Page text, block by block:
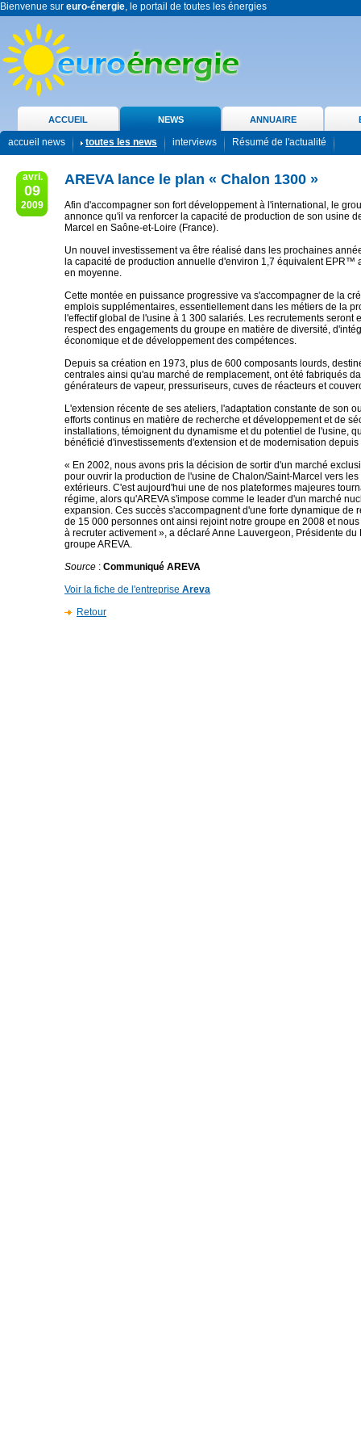
Bienvenue sur euro-énergie, le portail de toutes les énergies
ACCUEIL NEWS ANNUAIRE
accueil news toutes les news interviews Résumé de l'actualité
avri.
09
2009
AREVA lance le plan « Chalon 1300 »
Afin d'accompagner son fort développement à l'international, le
annonce qu'il va renforcer la capacité de production de son usine
Marcel en Saône-et-Loire (France).
Un nouvel investissement va être réalisé dans les prochaines
la capacité de production annuelle d'environ 1,7 équivalent EPR™
en moyenne.
Cette montée en puissance progressive va s'accompagner de la
emplois supplémentaires, essentiellement dans les métiers de la
l'effectif global de l'usine à 1 300 salariés. Les recrutements seront
respect des engagements du groupe en matière de diversité,
économique et de développement des compétences.
Depuis sa création en 1973, plus de 600 composants lourds,
centrales ainsi qu'au marché de remplacement, ont été fabriqués
générateurs de vapeur, pressuriseurs, cuves de réacteurs et
L'extension récente de ses ateliers, l'adaptation constante de son
efforts continus en matière de recherche et développement et de
installations, témoignent du dynamisme et du potentiel de l'usine,
bénéficié d'investissements d'extension et de modernisation depuis
« En 2002, nous avons pris la décision de sortir d'un marché
pour ouvrir la production de l'usine de Chalon/Saint-Marcel vers les
extérieurs. C'est aujourd'hui une de nos plateformes majeures
régime, alors qu'AREVA s'impose comme le leader d'un marché
expansion. Ces succès s'accompagnent d'une forte dynamique de
de 15 000 personnes ont ainsi rejoint notre groupe en 2008 et
à recruter activement », a déclaré Anne Lauvergeon, Présidente du
groupe AREVA.
Source : Communiqué AREVA
Voir la fiche de l'entreprise Areva
Retour